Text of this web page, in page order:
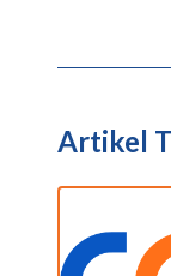
Artikel